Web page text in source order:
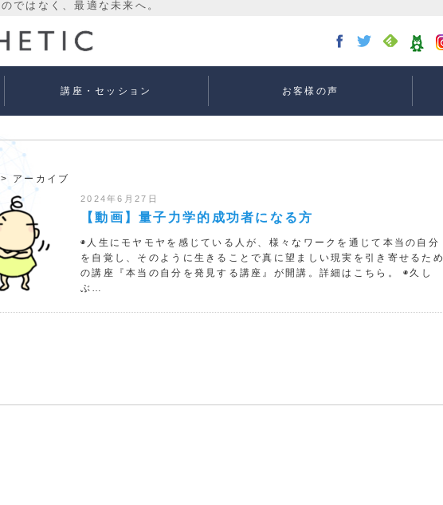
講座・セッション お客様の声
> アーカイブ
2024年6月27日
【動画】量子力学的成功者になる方
◉人生にモヤモヤを感じている人が、様々なワークを通じて本当の自分
を自覚し、そのように生きることで真に望ましい現実を引き寄せるため
の講座『本当の自分を発見する講座』が開講。詳細はこちら。 ◉久し
ぶ…